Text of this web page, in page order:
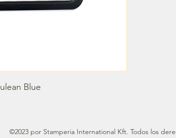
Blue
©2023 por Stamperia International Kft. Todos los